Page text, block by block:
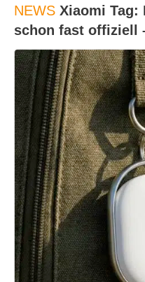
NEWS Xiaomi
schon fast offiziell